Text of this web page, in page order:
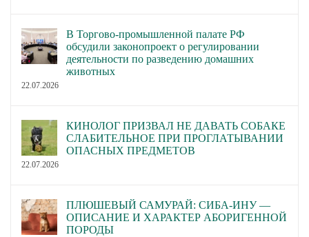
В Торгово-промышленной палате РФ
обсудили законопроект о регулировании
деятельности по разведению домашних
животных
22.07.2026
КИНОЛОГ ПРИЗВАЛ НЕ ДАВАТЬ СОБАКЕ
СЛАБИТЕЛЬНОЕ ПРИ ПРОГЛАТЫВАНИИ
ОПАСНЫХ ПРЕДМЕТОВ
22.07.2026
ПЛЮШЕВЫЙ САМУРАЙ: СИБА-ИНУ —
ОПИСАНИЕ И ХАРАКТЕР АБОРИГЕННОЙ
ПОРОДЫ